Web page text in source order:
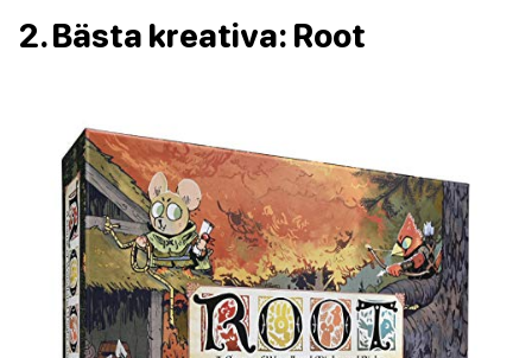
2. Bästa kreativa: Root